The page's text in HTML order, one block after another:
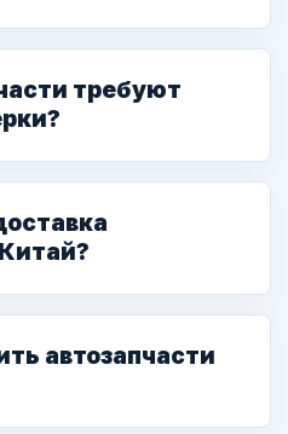
требуют
автозапчасти